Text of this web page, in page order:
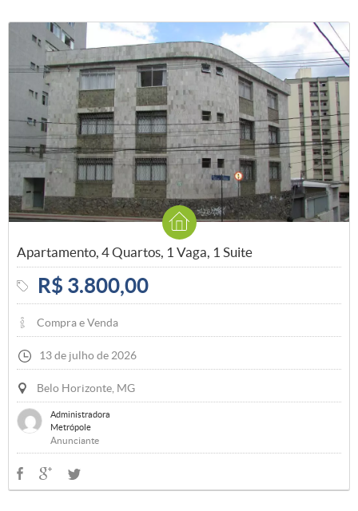
Apartamento, 4 Quartos, 1 Vaga, 1 Suite
R$ 3.800,00
Compra e Venda
13 de julho de 2026
Belo Horizonte, MG
Administradora
Metrópole
Anunciante